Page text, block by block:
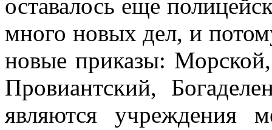
оставалось еще
много новых дел, и
новые приказы:
Провиантский,
являются учреждения